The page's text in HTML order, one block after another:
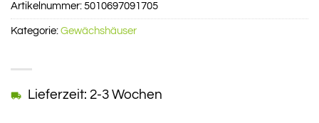
Lieferzeit: 2-3 Wochen
Artikelnummer: 5010697091705
Kategorie: Gewächshäuser